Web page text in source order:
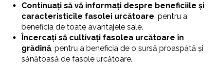
Continuați să vă informați despre beneficiile și
caracteristicile fasolei urcătoare , pentru a
beneficia de toate avantajele sale.
Încercați să cultivați fasolea urcătoare în
grădină , pentru a beneficia de o sursă proaspătă și
sănătoasă de fasole urcătoare.